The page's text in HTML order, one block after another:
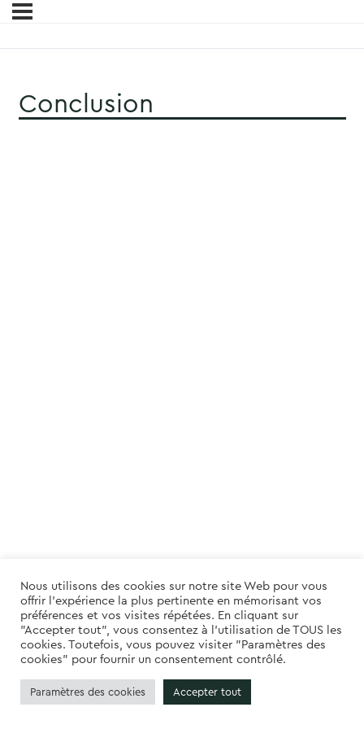
Conclusion
Nous utilisons des cookies sur notre site Web pour vous
offrir l'expérience la plus pertinente en mémorisant vos
préférences et vos visites répétées. En cliquant sur
"Accepter tout", vous consentez à l'utilisation de TOUS les
cookies. Toutefois, vous pouvez visiter "Paramètres des
cookies" pour fournir un consentement contrôlé.
Paramètres des cookies Accepter tout